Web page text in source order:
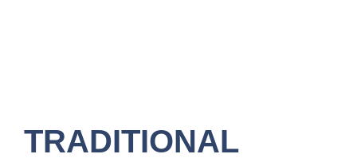
TRADITIONAL